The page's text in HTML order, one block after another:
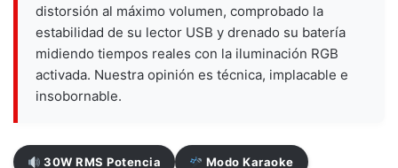
distorsión al máximo volumen, comprobado la
estabilidad de su lector USB y drenado su batería
midiendo tiempos reales con la iluminación RGB
activada. Nuestra opinión es técnica, implacable e
insobornable.
30W RMS Potencia Modo Karaoke